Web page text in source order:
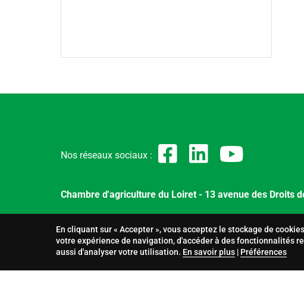
Nos réseaux sociaux :
Chambre d'agriculture du Loiret - 13 avenue des Droits
Menu
Pied
de
page
Plan du site Mentions légales Données personnelles
Gestion des cookies
En cliquant sur « Accepter », vous acceptez le stockage de
votre expérience de navigation, d'accéder à des fonctionnalités
aussi d'analyser votre utilisation. En savoir plus | Préférences